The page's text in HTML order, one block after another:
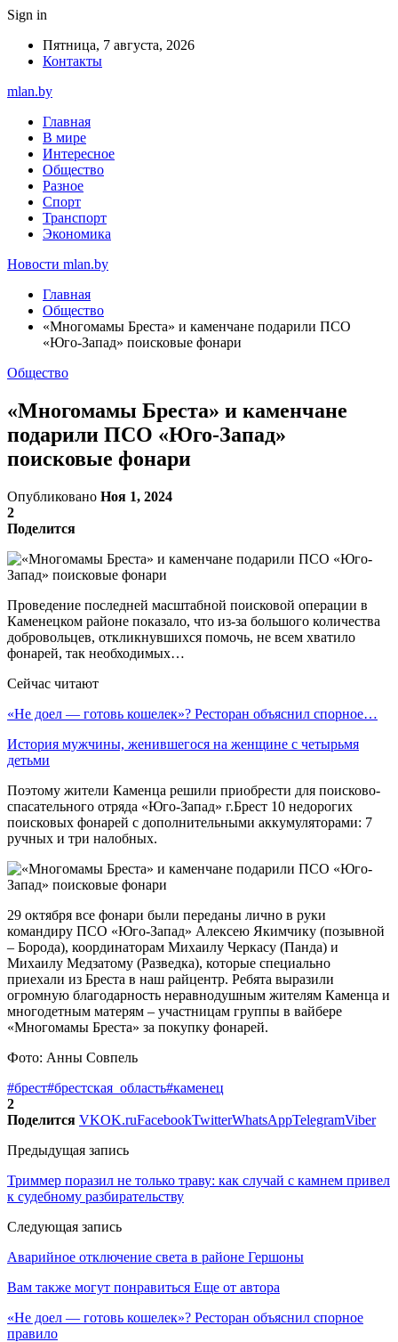
Sign in
Пятница, 7 августа, 2026
Контакты
mlan.by
Главная
В мире
Интересное
Общество
Разное
Спорт
Транспорт
Экономика
Новости mlan.by
Главная
Общество
«Многомамы Бреста» и каменчане подарили ПСО
«Юго-Запад» поисковые фонари
Общество
«Многомамы Бреста» и каменчане
подарили ПСО «Юго-Запад»
поисковые фонари
Опубликовано Ноя 1, 2024
2
Поделится
Проведение последней масштабной поисковой операции в
Каменецком районе показало, что из-за большого количества
добровольцев, откликнувшихся помочь, не всем хватило
фонарей, так необходимых…
Сейчас читают
«Не доел — готовь кошелек»? Ресторан объяснил спорное…
История мужчины, женившегося на женщине с четырьмя
детьми
Поэтому жители Каменца решили приобрести для поисково-
спасательного отряда «Юго-Запад» г.Брест 10 недорогих
поисковых фонарей с дополнительными аккумуляторами: 7
ручных и три налобных.
29 октября все фонари были переданы лично в руки
командиру ПСО «Юго-Запад» Алексею Якимчику (позывной
– Борода), координаторам Михаилу Черкасу (Панда) и
Михаилу Медзатому (Разведка), которые специально
приехали из Бреста в наш райцентр. Ребята выразили
огромную благодарность неравнодушным жителям Каменца и
многодетным матерям – участницам группы в вайбере
«Многомамы Бреста» за покупку фонарей.
Фото: Анны Совпель
#брест#брестская_область#каменец
2
Поделится VKOK.ruFacebookTwitterWhatsAppTelegramViber
Предыдущая запись
Триммер поразил не только траву: как случай с камнем привел
к судебному разбирательству
Следующая запись
Аварийное отключение света в районе Гершоны
Вам также могут понравиться Еще от автора
«Не доел — готовь кошелек»? Ресторан объяснил спорное
правило